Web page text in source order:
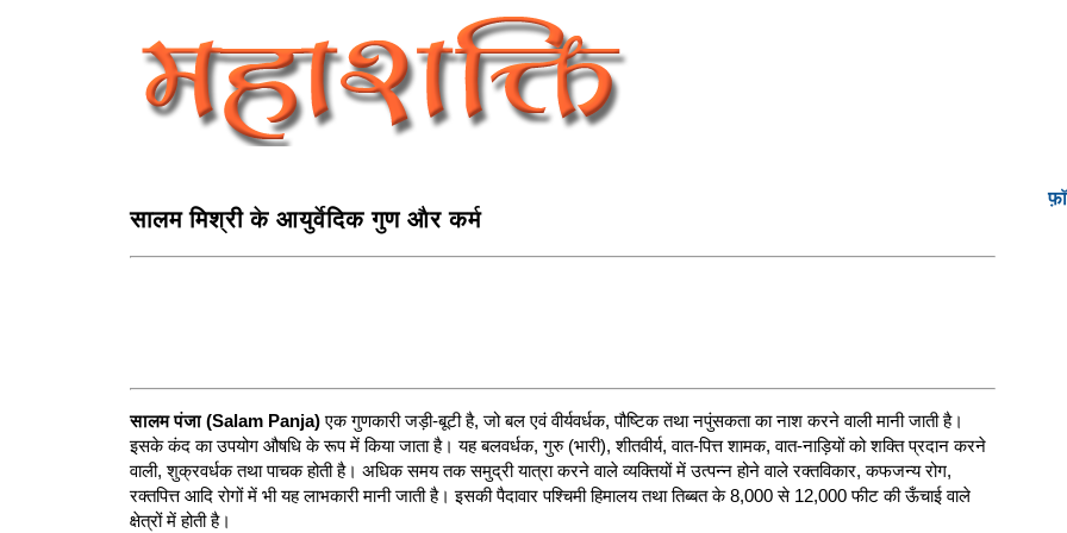
सालम मिश्री के आयुर्वेदिक गुण और कर्म
सालम पंजा (Salam Panja)एक गुणकारी जड़ी-बूटी है, जो बल एवं वीर्यवर्धक, पौष्टिक तथा नपुंसकता का नाश करने वाली मानी जाती है।
इसके कंद का उपयोग औषधि के रूप में किया जाता है। यह बलवर्धक, गुरु (भारी), शीतवीर्य, वात-पित्त शामक, वात-नाड़ियों को शक्ति प्रदान करने
वाली, शुक्रवर्धक तथा पाचक होती है। अधिक समय तक समुद्री यात्रा करने वाले व्यक्तियों में उत्पन्न होने वाले रक्तविकार, कफजन्य रोग,
रक्तपित्त आदि रोगों में भी यह लाभकारी मानी जाती है। इसकी पैदावार पश्चिमी हिमालय तथा तिब्बत के 8,000 से 12,000 फीट की ऊँचाई वाले
क्षेत्रों में होती है।